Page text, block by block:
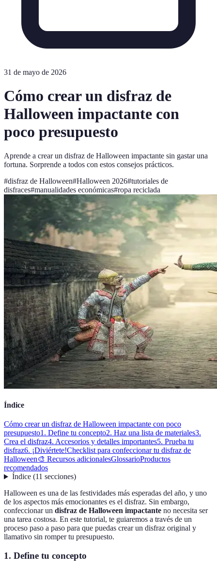
31 de mayo de 2026
Cómo crear un disfraz de
Halloween impactante con
poco presupuesto
Aprende a crear un disfraz de Halloween impactante sin gastar una
fortuna. Sorprende a todos con estos consejos prácticos.
#disfraz de Halloween#Halloween 2026#tutoriales de
disfraces#manualidades económicas#ropa reciclada
Índice
Cómo crear un disfraz de Halloween impactante con poco
presupuesto1. Define tu concepto2. Haz una lista de materiales3.
Crea el disfraz4. Accesorios y detalles importantes5. Prueba tu
disfraz6. ¡Diviértete!Checklist para confeccionar tu disfraz de
Halloween🎨 Recursos adicionalesGlossarioProductos
recomendados
Índice(11 secciones)
Halloween es una de las festividades más esperadas del año, y uno
de los aspectos más emocionantes es el disfraz. Sin embargo,
confeccionar un disfraz de Halloween impactante no necesita ser
una tarea costosa. En este tutorial, te guiaremos a través de un
proceso paso a paso para que puedas crear un disfraz original y
llamativo sin romper tu presupuesto.
1. Define tu concepto